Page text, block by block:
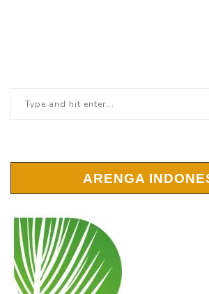
ARENGA